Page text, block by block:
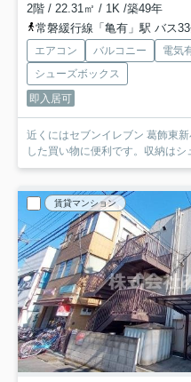
2階 / 22.31㎡ / 1K /築49年
常磐緩行線「亀有」駅 バス
エアコン バルコニー 電気
シューズボックス
即入居可
近くにはセブンイレブン 葛飾東
した買い物に便利です。収納は
賃貸マンション